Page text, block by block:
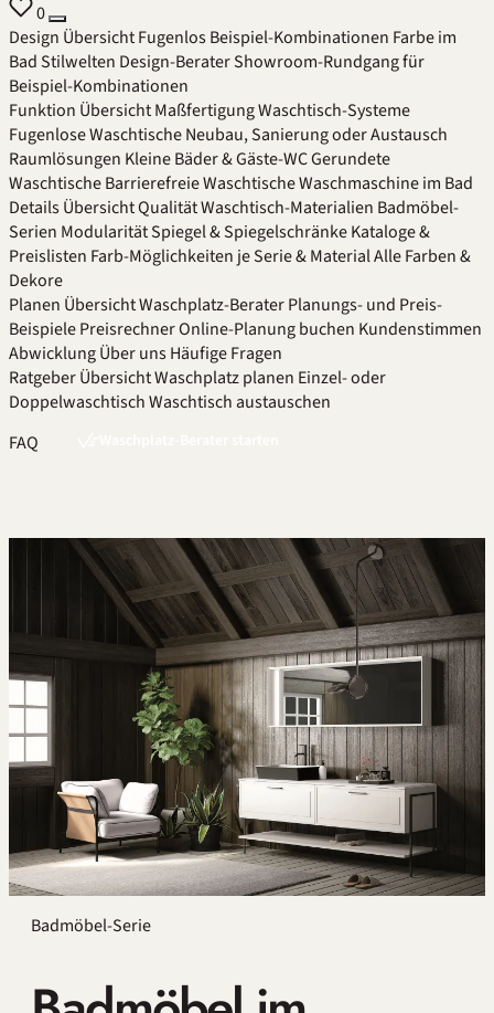
0
Design ÜbersichtFugenlosBeispiel-Kombinationen Farbe im
BadStilwelten Design-BeraterShowroom-Rundgang für
Beispiel-Kombinationen
Funktion ÜbersichtMaßfertigungWaschtisch-Systeme
Fugenlose WaschtischeNeubau, Sanierung oder Austausch
Raumlösungen Kleine Bäder & Gäste-WCGerundete
WaschtischeBarrierefreie WaschtischeWaschmaschine im Bad
DetailsÜbersichtQualitätWaschtisch-Materialien Badmöbel-
Serien ModularitätSpiegel & SpiegelschränkeKataloge &
Preislisten Farb-Möglichkeiten je Serie & MaterialAlle Farben &
Dekore
Planen ÜbersichtWaschplatz-BeraterPlanungs- und Preis-
BeispielePreisrechnerOnline-Planung buchen Kundenstimmen
AbwicklungÜber unsHäufige Fragen
RatgeberÜbersichtWaschplatz planen Einzel- oder
DoppelwaschtischWaschtisch austauschen
FAQ
Badmöbel-Serie